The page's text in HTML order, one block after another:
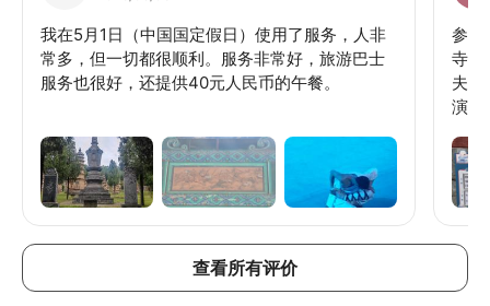
我在5月1日（中国国定假日）使用了服务，人非
常多，但一切都很顺利。服务非常好，旅游巴士
服务也很好，还提供40元人民币的午餐。
参观
寺庙
夫表
演。
出出
停留
当地
查看所有评价